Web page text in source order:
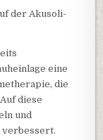
der Akusoli-
eine
die
diese
und
verbessert.